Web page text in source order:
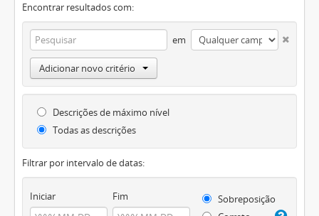
Encontrar resultados com:
em
Adicionar novo critério
Descrições de máximo nível
Todas as descrições
Filtrar por intervalo de datas:
Iniciar Fim
Sobreposição